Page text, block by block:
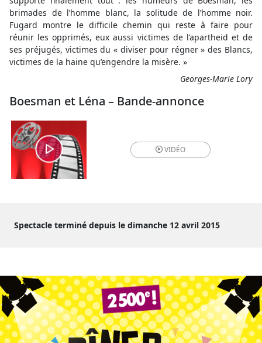
brimades de l’homme blanc, la solitude de l’homme noir.
Fugard montre le difficile chemin qui reste à faire pour
réunir les opprimés, eux aussi victimes de l’apartheid et de
ses préjugés, victimes du « diviser pour régner » des Blancs,
victimes de la haine qu’engendre la misère. »
Georges-Marie Lory
Boesman et Léna – Bande-annonce
VIDÉO
Spectacle terminé depuis le dimanche 12 avril 2015